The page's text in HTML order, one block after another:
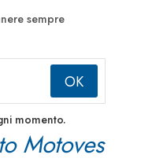
sempre
momento.
Motoves